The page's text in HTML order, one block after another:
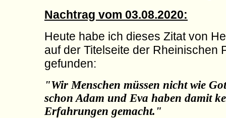
Nachtrag vom 03.08.2020:
Heute habe ich dieses Zitat von
auf der Titelseite der Rheinischen
gefunden:
"Wir Menschen müssen nicht wie
schon Adam und Eva haben damit
Erfahrungen gemacht."